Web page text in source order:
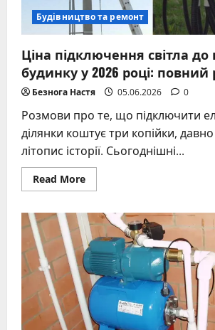
Будівництво та ремонт
Ціна підключення світла
будинку у 2026 році: повний
Безнога Настя 05.06.2026 0
Розмови про те, що підключити
ділянки коштує три копійки,
літопис історії. Сьогоднішні...
Read MoreRead
more
підключення
світла
до
приватного
будинку
у
2026
році:
повний
розрахунок